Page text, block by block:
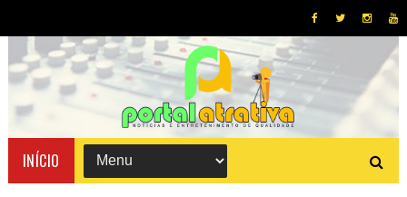
INÍCIO